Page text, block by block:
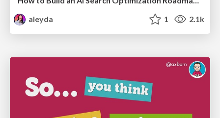
aleyda
1 2.1k